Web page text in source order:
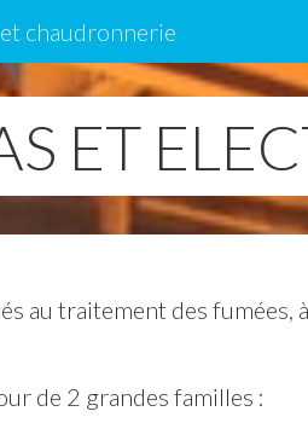
chaudronnerie
ET
au traitement des fumées,
de 2 grandes familles :